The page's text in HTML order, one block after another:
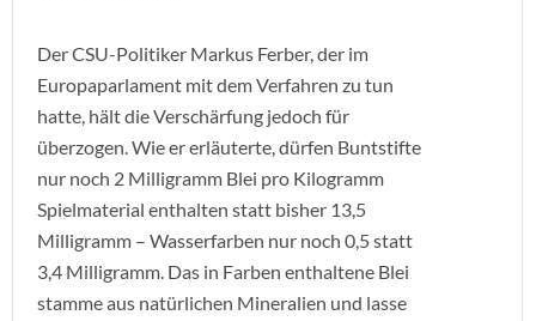
Der CSU-Politiker Markus Ferber, der im
Europaparlament mit dem Verfahren zu tun
hatte, hält die Verschärfung jedoch für
überzogen. Wie er erläuterte, dürfen Buntstifte
nur noch 2 Milligramm Blei pro Kilogramm
Spielmaterial enthalten statt bisher 13,5
Milligramm – Wasserfarben nur noch 0,5 statt
3,4 Milligramm. Das in Farben enthaltene Blei
stamme aus natürlichen Mineralien und lasse